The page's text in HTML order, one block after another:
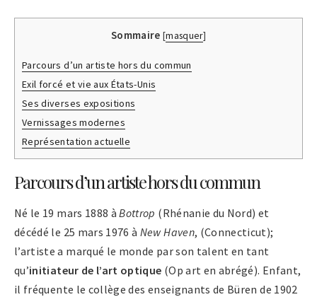
Sommaire [masquer]
Parcours d’un artiste hors du commun
Exil forcé et vie aux États-Unis
Ses diverses expositions
Vernissages modernes
Représentation actuelle
Parcours d’un artiste hors du commun
Né le 19 mars 1888 à Bottrop (Rhénanie du Nord) et
décédé le 25 mars 1976 à New Haven, (Connecticut);
l’artiste a marqué le monde par son talent en tant
qu’initiateur de l’art optique (Op art en abrégé). Enfant,
il fréquente le collège des enseignants de Büren de 1902